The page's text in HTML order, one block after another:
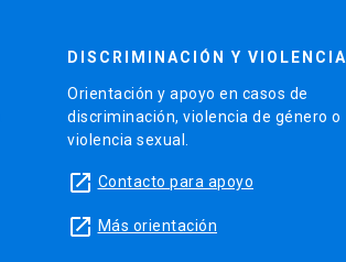
DISCRIMINACIÓN Y VIOLENCIA
Orientación y apoyo en casos de
discriminación, violencia de género o
violencia sexual.
launch Contacto para apoyo
launch Más orientación